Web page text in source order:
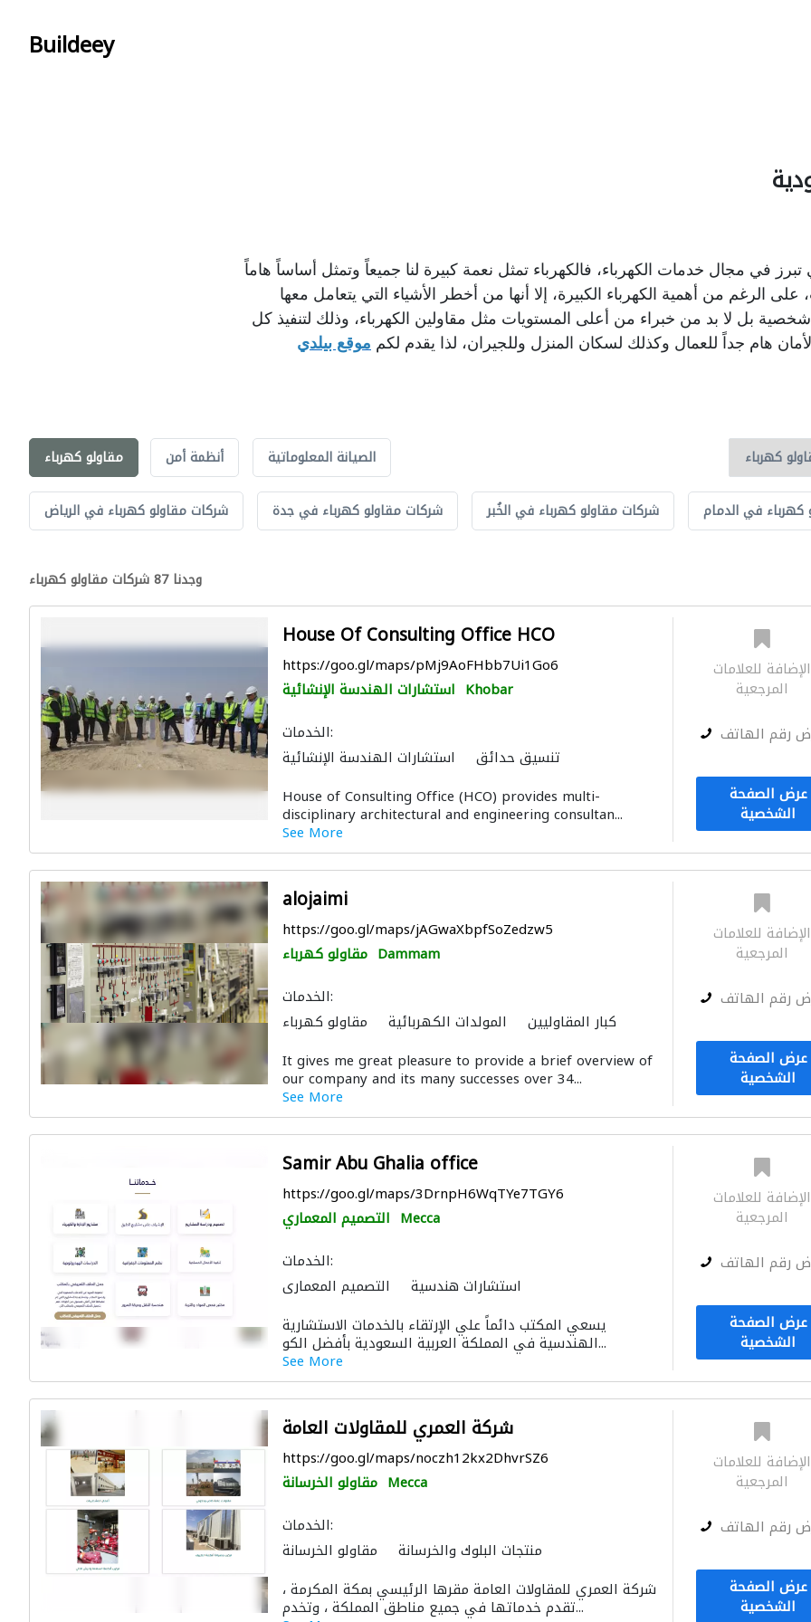
Buildeey
في مجال خدمات الكهرباء، فالكهرباء تمثل نعمة كبيرة لنا جميعاً وتمثل أساساً هاماً
على الرغم من أهمية الكهرباء الكبيرة، إلا أنها من أخطر الأشياء التي يتعامل معها
شخصية بل لا بد من خبراء من أعلى المستويات مثل مقاولين الكهرباء، وذلك لتنفيذ كل
هام جداً للعمال وكذلك لسكان المنزل وللجيران، لذا يقدم لكم موقع بيلدي
مقاولو كهرباء أنظمة أمن الصيانة المعلوماتية
شركات مقاولو كهرباء في الرياض شركات مقاولو كهرباء في جدة شركات مقاولو كهرباء في الخُبر في الدمام
وجدنا 87 شركات مقاولو كهرباء
House Of Consulting Office HCO
https://goo.gl/maps/pMj9AoFHbb7Ui1Go6
استشارات الهندسة الإنشائية Khobar
الخدمات:
استشارات الهندسة الإنشائية
تنسيق حدائق
ادارة مشروع استشارات بيئية مقاولو كهرباء
الديكور الداخلي التصميم المعماري
مقاولون لمكافحة الحريق
House of Consulting Office (HCO) provides multi-
disciplinary architectural and engineering consultan...
See More
الإضافة للعلامات
المرجعية
رقم الهاتف
عرض الصفحة
الشخصية
alojaimi
https://goo.gl/maps/jAGwaXbpfSoZedzw5
مقاولو كهرباء Dammam
الخدمات:
مقاولو كهرباء
المولدات الكهربائية كبار المقاوليين
It gives me great pleasure to provide a brief overview of
our company and its many successes over 34...
See More
الإضافة للعلامات
المرجعية
رقم الهاتف
عرض الصفحة
الشخصية
Samir Abu Ghalia office
https://goo.gl/maps/3DrnpH6WqTYe7TGY6
التصميم المعماري Mecca
الخدمات:
التصميم المعماري
استشارات هندسية
مقاولو كهرباء الإنارة
يسعي المكتب دائماً علي الإرتقاء بالخدمات الاستشارية
الهندسية في المملكة العربية السعودية بأفضل الكو...
See More
الإضافة للعلامات
المرجعية
رقم الهاتف
عرض الصفحة
الشخصية
شركة العمري للمقاولات العامة
https://goo.gl/maps/noczh12kx2DhvrSZ6
مقاولو الخرسانة Mecca
الخدمات:
مقاولو الخرسانة
منتجات البلوك والخرسانة
الدهان خزانات المياه مقاولو كهرباء
مقاولون لمكافحة الحريق
شركة العمري للمقاولات العامة مقرها الرئيسي بمكة المكرمة ،
تقدم خدماتها في جميع مناطق المملكة ، وتخدم...
الإضافة للعلامات
المرجعية
رقم الهاتف
عرض الصفحة
الشخصية